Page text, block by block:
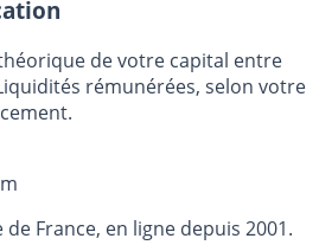
de votre capital entre
rémunérées, selon votre